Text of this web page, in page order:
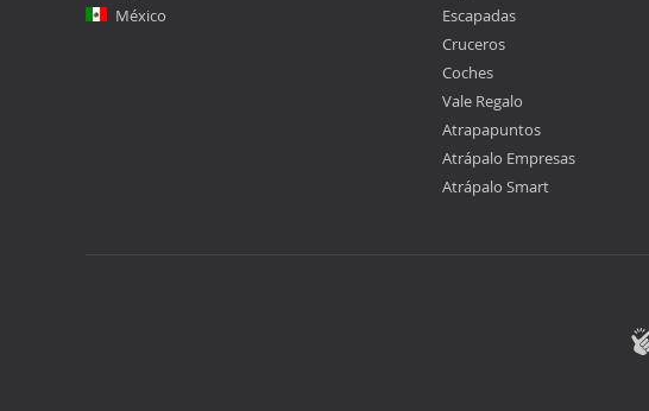
México
Escapadas
Cruceros
Coches
Vale Regalo
Atrapapuntos
Atrápalo Empresas
Atrápalo Smart